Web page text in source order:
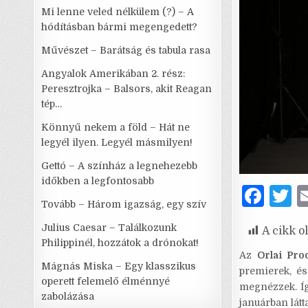
F
c
e
b
T
it
r
A cikk
Az Orlai
premierek,
megnézzek.
januárban
Mi lenne veled nélkülem (?) – A
hódításban bármi megengedett?
Művészet – Barátság és tabula rasa
Angyalok Amerikában 2. rész:
Peresztrojka – Balsors, akit Reagan
tép…
Könnyű nekem a föld – Hát ne
legyél ilyen. Legyél másmilyen!
Gettó – A színház a legnehezebb
időkben a legfontosabb
Tovább – Három igazság, egy szív
Julius Caesar – Találkozunk
Philippinél, hozzátok a drónokat!
Mágnás Miska – Egy klasszikus
operett felemelő élménnyé
zabolázása